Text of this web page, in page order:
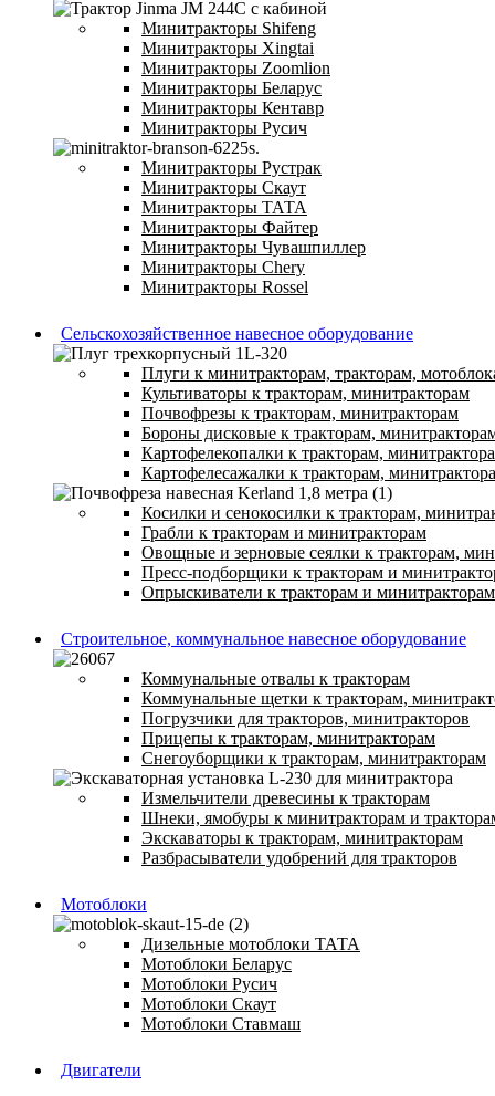
Минитракторы Shifeng
Минитракторы Xingtai
Минитракторы Zoomlion
Минитракторы Беларус
Минитракторы Кентавр
Минитракторы Русич
Минитракторы Рустрак
Минитракторы Скаут
Минитракторы ТАТА
Минитракторы Файтер
Минитракторы Чувашпиллер
Минитракторы Chery
Минитракторы Rossel
Сельскохозяйственное навесное оборудование
Плуги к минитракторам, тракторам,
Культиваторы к тракторам, минитракторам
Почвофрезы к тракторам, минитракторам
Бороны дисковые к тракторам,
Картофелекопалки к тракторам,
Картофелесажалки к тракторам,
Косилки и сенокосилки к тракторам,
Грабли к тракторам и минитракторам
Овощные и зерновые сеялки к тракторам,
Пресс-подборщики к тракторам и
Опрыскиватели к тракторам и минитракторам
Строительное, коммунальное навесное оборудование
Коммунальные отвалы к тракторам
Коммунальные щетки к тракторам,
Погрузчики для тракторов, минитракторов
Прицепы к тракторам, минитракторам
Снегоуборщики к тракторам, минитракторам
Измельчители древесины к тракторам
Шнеки, ямобуры к минитракторам и
Экскаваторы к тракторам, минитракторам
Разбрасыватели удобрений для тракторов
Мотоблоки
Дизельные мотоблоки ТАТА
Мотоблоки Беларус
Мотоблоки Русич
Мотоблоки Скаут
Мотоблоки Ставмаш
Двигатели